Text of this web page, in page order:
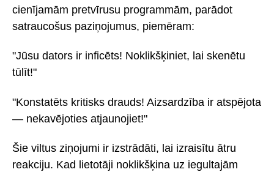
cienījamām pretvīrusu programmām, parādot
satraucošus paziņojumus, piemēram:
"Jūsu dators ir inficēts! Noklikšķiniet, lai skenētu
tūlīt!"
"Konstatēts kritisks drauds! Aizsardzība ir atspējota
— nekavējoties atjaunojiet!"
Šie viltus ziņojumi ir izstrādāti, lai izraisītu ātru
reakciju. Kad lietotāji noklikšķina uz iegultajām